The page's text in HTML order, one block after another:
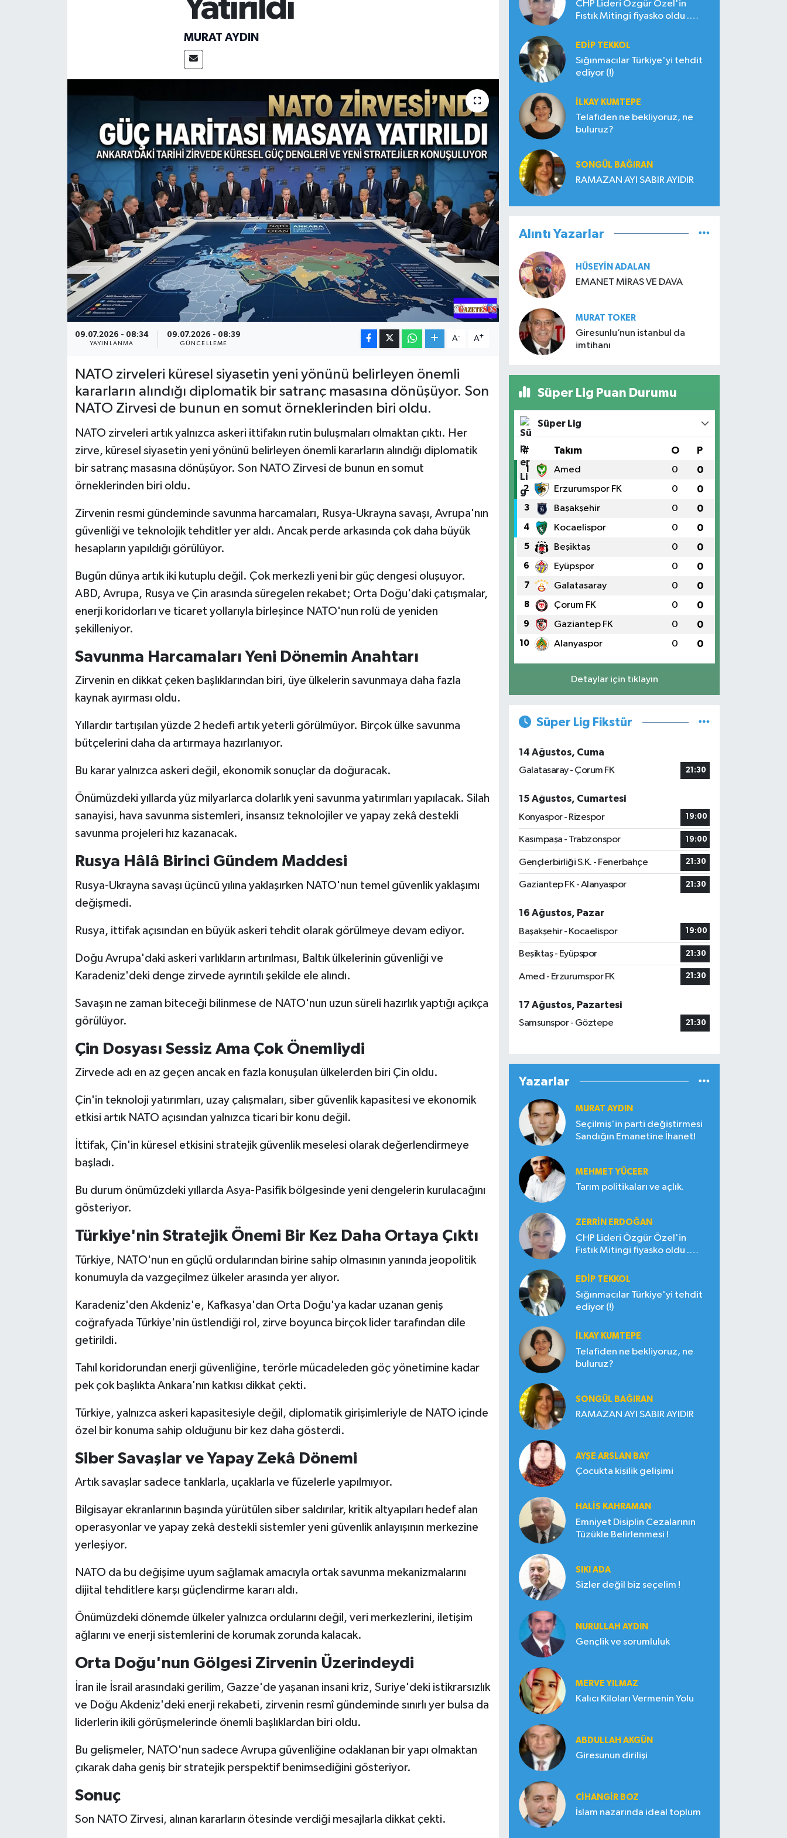
Yatırıldı
MURAT AYDIN
09.07.2026 - 08:34
YAYINLANMA
09.07.2026 - 08:39
GÜNCELLEME
A- A+
NATO zirveleri küresel siyasetin yeni yönünü belirleyen önemli
kararların alındığı diplomatik bir satranç masasına dönüşüyor. Son
NATO Zirvesi de bunun en somut örneklerinden biri oldu.
NATO zirveleri artık yalnızca askeri ittifakın rutin buluşmaları olmaktan çıktı. Her
zirve, küresel siyasetin yeni yönünü belirleyen önemli kararların alındığı diplomatik
bir satranç masasına dönüşüyor. Son NATO Zirvesi de bunun en somut
örneklerinden biri oldu.
Zirvenin resmi gündeminde savunma harcamaları, Rusya-Ukrayna savaşı, Avrupa'nın
güvenliği ve teknolojik tehditler yer aldı. Ancak perde arkasında çok daha büyük
hesapların yapıldığı görülüyor.
Bugün dünya artık iki kutuplu değil. Çok merkezli yeni bir güç dengesi oluşuyor.
ABD, Avrupa, Rusya ve Çin arasında süregelen rekabet; Orta Doğu'daki çatışmalar,
enerji koridorları ve ticaret yollarıyla birleşince NATO'nun rolü de yeniden
şekilleniyor.
Savunma Harcamaları Yeni Dönemin Anahtarı
Zirvenin en dikkat çeken başlıklarından biri, üye ülkelerin savunmaya daha fazla
kaynak ayırması oldu.
Yıllardır tartışılan yüzde 2 hedefi artık yeterli görülmüyor. Birçok ülke savunma
bütçelerini daha da artırmaya hazırlanıyor.
Bu karar yalnızca askeri değil, ekonomik sonuçlar da doğuracak.
Önümüzdeki yıllarda yüz milyarlarca dolarlık yeni savunma yatırımları yapılacak. Silah
sanayisi, hava savunma sistemleri, insansız teknolojiler ve yapay zekâ destekli
savunma projeleri hız kazanacak.
Rusya Hâlâ Birinci Gündem Maddesi
Rusya-Ukrayna savaşı üçüncü yılına yaklaşırken NATO'nun temel güvenlik yaklaşımı
değişmedi.
Rusya, ittifak açısından en büyük askeri tehdit olarak görülmeye devam ediyor.
Doğu Avrupa'daki askeri varlıkların artırılması, Baltık ülkelerinin güvenliği ve
Karadeniz'deki denge zirvede ayrıntılı şekilde ele alındı.
Savaşın ne zaman biteceği bilinmese de NATO'nun uzun süreli hazırlık yaptığı açıkça
görülüyor.
Çin Dosyası Sessiz Ama Çok Önemliydi
Zirvede adı en az geçen ancak en fazla konuşulan ülkelerden biri Çin oldu.
Çin'in teknoloji yatırımları, uzay çalışmaları, siber güvenlik kapasitesi ve ekonomik
etkisi artık NATO açısından yalnızca ticari bir konu değil.
İttifak, Çin'in küresel etkisini stratejik güvenlik meselesi olarak değerlendirmeye
başladı.
Bu durum önümüzdeki yıllarda Asya-Pasifik bölgesinde yeni dengelerin kurulacağını
gösteriyor.
Türkiye'nin Stratejik Önemi Bir Kez Daha Ortaya Çıktı
Türkiye, NATO'nun en güçlü ordularından birine sahip olmasının yanında jeopolitik
konumuyla da vazgeçilmez ülkeler arasında yer alıyor.
Karadeniz'den Akdeniz'e, Kafkasya'dan Orta Doğu'ya kadar uzanan geniş
coğrafyada Türkiye'nin üstlendiği rol, zirve boyunca birçok lider tarafından dile
getirildi.
Tahıl koridorundan enerji güvenliğine, terörle mücadeleden göç yönetimine kadar
pek çok başlıkta Ankara'nın katkısı dikkat çekti.
Türkiye, yalnızca askeri kapasitesiyle değil, diplomatik girişimleriyle de NATO içinde
özel bir konuma sahip olduğunu bir kez daha gösterdi.
Siber Savaşlar ve Yapay Zekâ Dönemi
Artık savaşlar sadece tanklarla, uçaklarla ve füzelerle yapılmıyor.
Bilgisayar ekranlarının başında yürütülen siber saldırılar, kritik altyapıları hedef alan
operasyonlar ve yapay zekâ destekli sistemler yeni güvenlik anlayışının merkezine
yerleşiyor.
NATO da bu değişime uyum sağlamak amacıyla ortak savunma mekanizmalarını
dijital tehditlere karşı güçlendirme kararı aldı.
Önümüzdeki dönemde ülkeler yalnızca ordularını değil, veri merkezlerini, iletişim
ağlarını ve enerji sistemlerini de korumak zorunda kalacak.
Orta Doğu'nun Gölgesi Zirvenin Üzerindeydi
İran ile İsrail arasındaki gerilim, Gazze'de yaşanan insani kriz, Suriye'deki istikrarsızlık
ve Doğu Akdeniz'deki enerji rekabeti, zirvenin resmî gündeminde sınırlı yer bulsa da
liderlerin ikili görüşmelerinde önemli başlıklardan biri oldu.
Bu gelişmeler, NATO'nun sadece Avrupa güvenliğine odaklanan bir yapı olmaktan
çıkarak daha geniş bir stratejik perspektif benimsediğini gösteriyor.
Sonuç
Son NATO Zirvesi, alınan kararların ötesinde verdiği mesajlarla dikkat çekti.
CHP Lideri Özgür Özel'in
Fıstık Mitingi fiyasko oldu .
EDIP TEKKOL
Sığınmacılar Türkiye'yi tehdit
ediyor (!)
İLKAY KUMTEPE
Telafiden ne bekliyoruz, ne
buluruz?
SONGÜL BAĞIRAN
RAMAZAN AYI SABIR AYIDIR
Alıntı Yazarlar
HÜSEYIN ADALAN
EMANET MİRAS VE DAVA
MURAT TOKER
Giresunlu’nun istanbul da
imtihanı
Süper Lig Puan Durumu
Süper Lig
# Takım O P
1 Amed 0 0
2 Erzurumspor FK 0 0
3 Başakşehir 0 0
4 Kocaelispor 0 0
5 Beşiktaş 0 0
6 Eyüpspor 0 0
7 Galatasaray 0 0
8 Çorum FK 0 0
9 Gaziantep FK 0 0
10 Alanyaspor 0 0
Detaylar için tıklayın
Süper Lig Fikstür
14 Ağustos, Cuma
Galatasaray - Çorum FK
21:30
15 Ağustos, Cumartesi
Konyaspor - Rizespor
19:00
Kasımpaşa - Trabzonspor 19:00
Gençlerbirliği S.K. - Fenerbahçe 21:30
Gaziantep FK - Alanyaspor 21:30
16 Ağustos, Pazar
Başakşehir - Kocaelispor
19:00
Beşiktaş - Eyüpspor 21:30
Amed - Erzurumspor FK 21:30
17 Ağustos, Pazartesi
Samsunspor - Göztepe
21:30
Yazarlar
MURAT AYDIN
Seçilmiş'in parti değiştirmesi
Sandığın Emanetine İhanet!
MEHMET YÜCEER
Tarım politikaları ve açlık.
ZERRIN ERDOĞAN
CHP Lideri Özgür Özel'in
Fıstık Mitingi fiyasko oldu .
EDIP TEKKOL
Sığınmacılar Türkiye'yi tehdit
ediyor (!)
İLKAY KUMTEPE
Telafiden ne bekliyoruz, ne
buluruz?
SONGÜL BAĞIRAN
RAMAZAN AYI SABIR AYIDIR
AYŞE ARSLAN BAY
Çocukta kişilik gelişimi
HALIS KAHRAMAN
Emniyet Disiplin Cezalarının
Tüzükle Belirlenmesi !
SIKI ADA
Sizler değil biz seçelim !
NURULLAH AYDIN
Gençlik ve sorumluluk
MERVE YILMAZ
Kalıcı Kiloları Vermenin Yolu
ABDULLAH AKGÜN
Giresunun dirilişi
CIHANGIR BOZ
İslam nazarında ideal toplum